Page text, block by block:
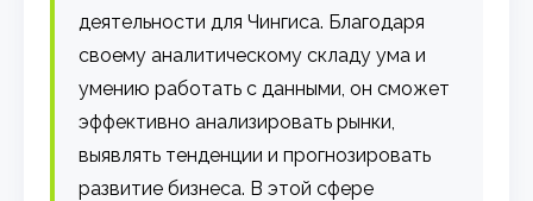
деятельности для Чингиса. Благодаря
своему аналитическому складу ума и
умению работать с данными, он сможет
эффективно анализировать рынки,
выявлять тенденции и прогнозировать
развитие бизнеса. В этой сфере